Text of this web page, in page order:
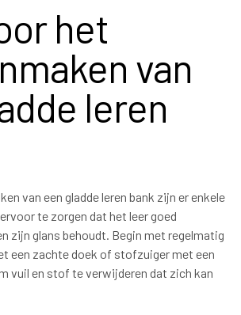
het
van
leren
van een gladde leren bank zijn er enkele
te zorgen dat het leer goed
zijn glans behoudt. Begin met regelmatig
een zachte doek of stofzuiger met een
vuil en stof te verwijderen dat zich kan